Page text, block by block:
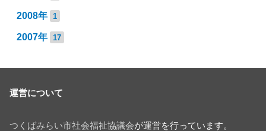
2008年 1
2007年 17
運営について
つくばみらい市社会福祉協議会が運営を行っています。